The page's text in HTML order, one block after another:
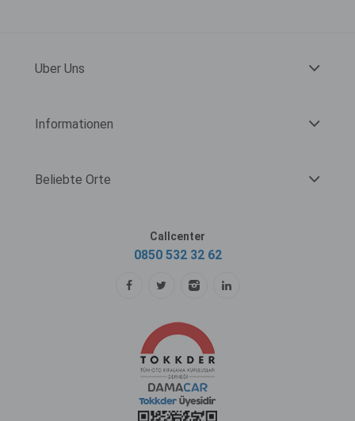
Uber Uns
Informationen
Beliebte Orte
Callcenter
0850 532 32 62